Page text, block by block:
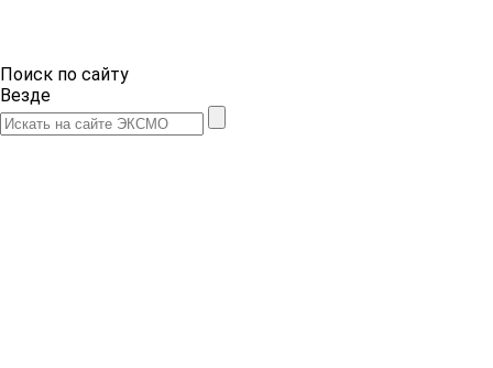
Поиск по сайту
Везде